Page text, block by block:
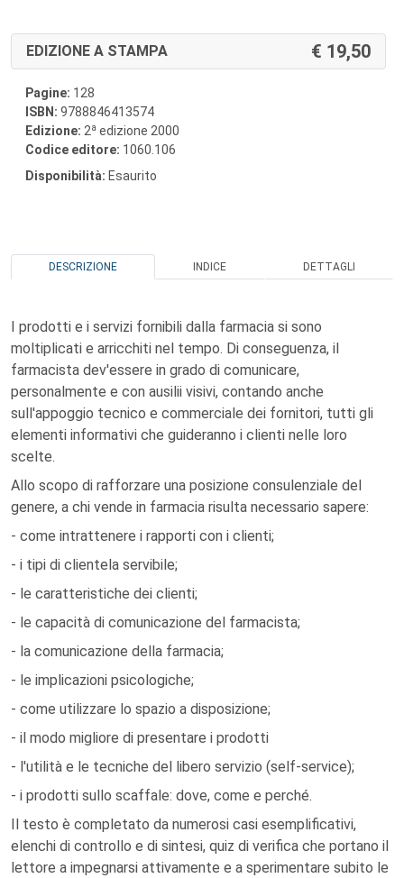
EDIZIONE A STAMPA 19,50
Pagine: 128
ISBN: 9788846413574
Edizione: 2a edizione 2000
Codice editore: 1060.106
Disponibilità: Esaurito
DESCRIZIONE INDICE DETTAGLI
I prodotti e i servizi fornibili dalla farmacia si sono
moltiplicati e arricchiti nel tempo. Di conseguenza, il
farmacista dev'essere in grado di comunicare,
personalmente e con ausilii visivi, contando anche
sull'appoggio tecnico e commerciale dei fornitori, tutti gli
elementi informativi che guideranno i clienti nelle loro
scelte.
Allo scopo di rafforzare una posizione consulenziale del
genere, a chi vende in farmacia risulta necessario sapere:
- come intrattenere i rapporti con i clienti;
- i tipi di clientela servibile;
- le caratteristiche dei clienti;
- le capacità di comunicazione del farmacista;
- la comunicazione della farmacia;
- le implicazioni psicologiche;
- come utilizzare lo spazio a disposizione;
- il modo migliore di presentare i prodotti
- l'utilità e le tecniche del libero servizio (self-service);
- i prodotti sullo scaffale: dove, come e perché.
Il testo è completato da numerosi casi esemplificativi,
elenchi di controllo e di sintesi, quiz di verifica che portano il
lettore a impegnarsi attivamente e a sperimentare subito le